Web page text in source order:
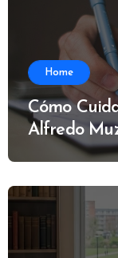
Home
Cómo
Alfredo